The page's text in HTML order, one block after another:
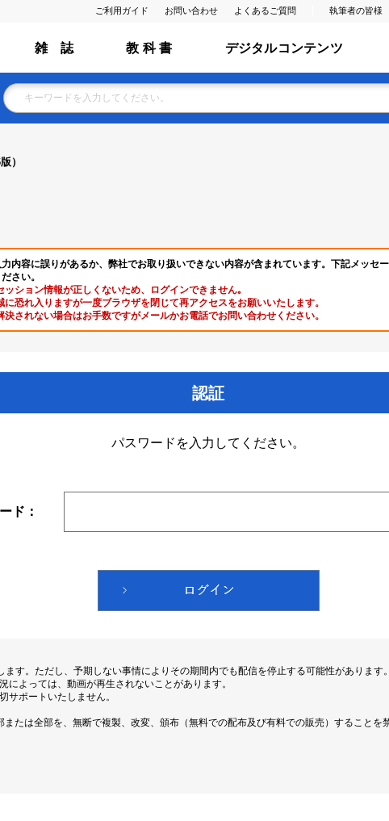
ご利用ガイド お問い合わせ よくあるご質問 執筆者の皆様
雑 誌 教 科 書 デジタルコンテンツ
）
内容に誤りがあるか、弊社でお取り扱いできない内容が含まれています。下記メッセ
さい。
ッション情報が正しくないため、ログインできません｡
に恐れ入りますが一度ブラウザを閉じて再アクセスをお願いいたします。
決されない場合はお手数ですがメールかお電話でお問い合わせください。
認証
パスワードを入力してください。
ド：
す。ただし、予期しない事情によりその期間内でも配信を停止する可能性があります。
によっては、動画が再生されないことがあります。
サポートいたしません。
たは全部を、無断で複製、改変、頒布（無料での配布及び有料での販売）することを